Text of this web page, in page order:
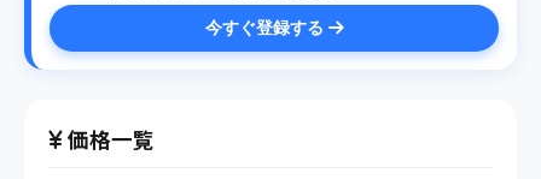
今すぐ登録する
価格一覧